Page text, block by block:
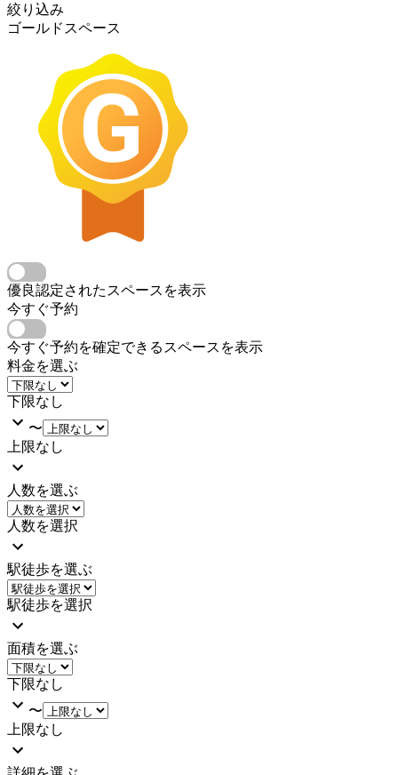
絞り込み
ゴールドスペース
優良認定されたスペースを表示
今すぐ予約
今すぐ予約を確定できるスペースを表示
料金を選ぶ
下限なし
〜
上限なし
人数を選ぶ
人数を選択
駅徒歩を選ぶ
駅徒歩を選択
面積を選ぶ
下限なし
〜
上限なし